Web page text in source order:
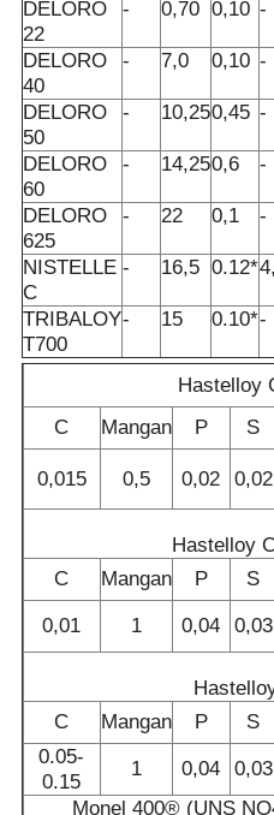
DELORO
22
- 0,70 0,10 -
DELORO
40
- 7,0 0,10 -
DELORO
50
- 10,250,45 -
DELORO
60
- 14,250,6 -
DELORO
625
- 22 0,1 -
NISTELLE
C
- 16,5 0.12*
TRIBALOY
T700
- 15 0.10*-
Hastelloy
C
Mangan P S
0,015 0,5 0,02 0,02
Hastelloy
C
Mangan P S
0,01
1 0,04 0,03
C
Mangan P S
0.05-
0.15
1 0,04 0,03
Monel 400® (UNS